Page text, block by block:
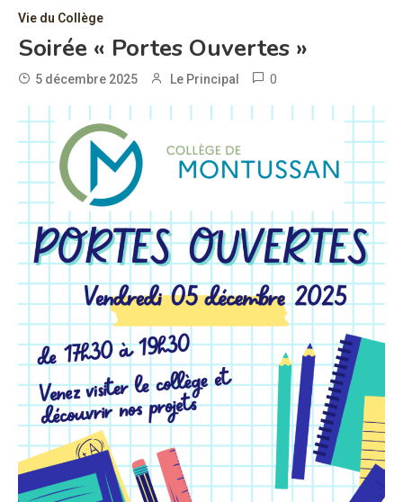
Vie du Collège
Soirée « Portes Ouvertes »
5 décembre 2025 Le Principal 0